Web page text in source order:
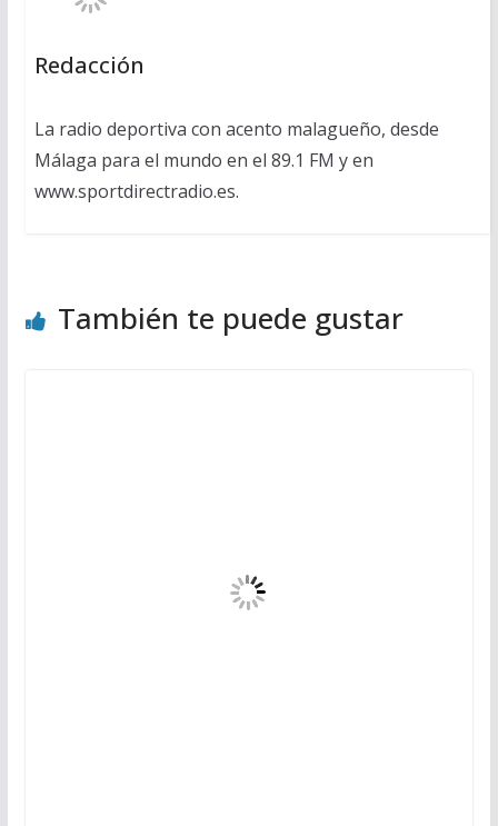
Redacción
La radio deportiva con acento malagueño, desde
Málaga para el mundo en el 89.1 FM y en
www.sportdirectradio.es.
También te puede gustar